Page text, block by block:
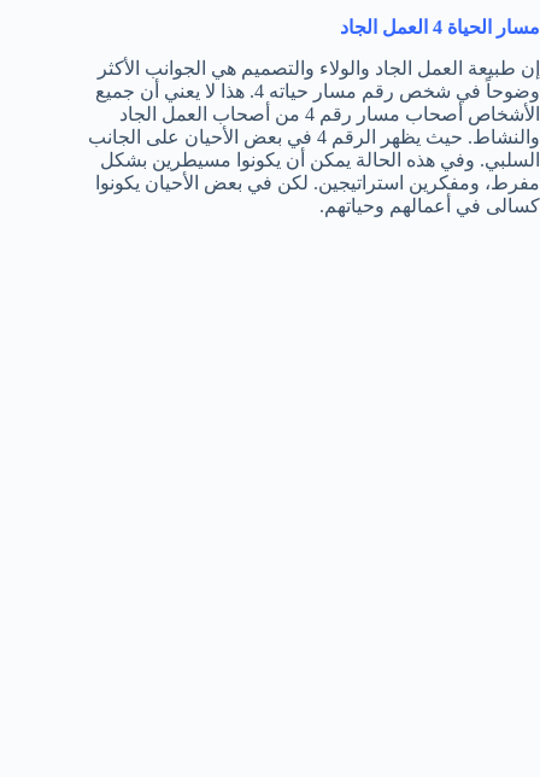
مسار الحياة 4 العمل الجاد
إن طبيعة العمل الجاد والولاء والتصميم هي الجوانب الأكثر
وضوحاً في شخص رقم مسار حياته 4. هذا لا يعني أن جميع
الأشخاص أصحاب مسار رقم 4 من أصحاب العمل الجاد
والنشاط. حيث يظهر الرقم 4 في بعض الأحيان على الجانب
السلبي. وفي هذه الحالة يمكن أن يكونوا مسيطرين بشكل
مفرط، ومفكرين استراتيجين. لكن في بعض الأحيان يكونوا
كسالى في أعمالهم وحياتهم.